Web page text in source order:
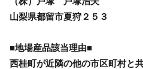
山梨県都留市夏狩２５３
■地場産品該当理由■
西桂町が近隣の他の市区町村と